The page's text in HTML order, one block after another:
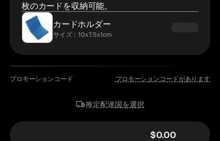
枚のカードを収納可能。
カードホルダー
サイズ：10x7.5x1cm
プロモーションコード プロモーションコードがあります
推定配達国を選択
$0.00